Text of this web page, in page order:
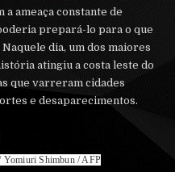
a ameaça constante de
prepará-lo para o que
Naquele dia, um dos maiores
atingiu a costa leste do
que varreram cidades
e desaparecimentos.
Shimbun / AFP